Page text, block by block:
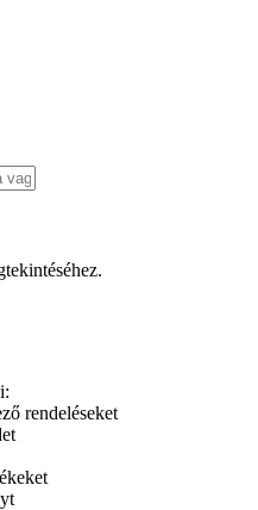
rendeléseket